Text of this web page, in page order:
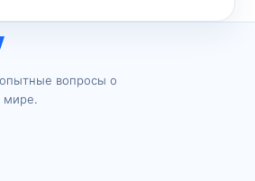
вопросы о
мире.